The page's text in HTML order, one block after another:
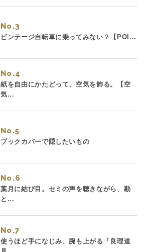
No.
ビンテージ自転車に乗ってみない？【POI...
No.
紙を自由にかたどって、空気を飾る。【空
気...
No.
ブックカバーで隠したいもの
No.
葉月に結び目。セミの声を聴きながら、勘
と...
No.
使うほど手になじみ、腕も上がる「良理道